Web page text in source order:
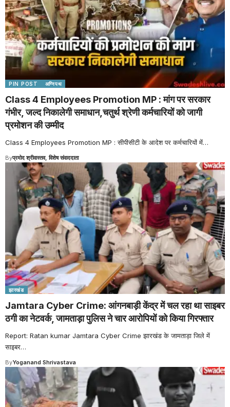
PIN POST अग्निपथ
Class 4 Employees Promotion MP : मांग पर सरकार
गंभीर, जल्द निकालेगी समाधान,चतुर्थ श्रेणी कर्मचारियों को जागी
प्रमोशन की उम्मीद
Class 4 Employees Promotion MP : सीपीसीटी के आदेश पर कर्मचारियों में…
Byप्रमोद श्रीवास्तव, विशेष संवाददाता
झारखंड
Jamtara Cyber Crime: आंगनबाड़ी केंद्र में चल रहा था साइबर
ठगी का नेटवर्क, जामताड़ा पुलिस ने चार आरोपियों को किया गिरफ्तार
Report: Ratan kumar Jamtara Cyber Crime झारखंड के जामताड़ा जिले में
साइबर…
ByYoganand Shrivastava